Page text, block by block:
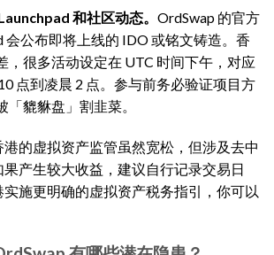
和社区动态。 OrdSwap 的官方
会公布即将上线的 IDO 或铭文铸造。香
，很多活动设定在 UTC 时间下午，对应
点到凌晨 2 点。参与前务必验证项目方
「貔貅盘」割韭菜。
的虚拟资产监管虽然宽松，但涉及去中
产生较大收益，建议自行记录交易日
施更明确的虚拟资产税务指引，你可以